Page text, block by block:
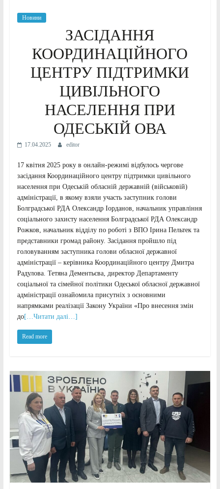
Новини
ЗАСІДАННЯ
КООРДИНАЦІЙНОГО
ЦЕНТРУ ПІДТРИМКИ
ЦИВІЛЬНОГО
НАСЕЛЕННЯ ПРИ
ОДЕСЬКІЙ ОВА
17.04.2025 editor
17 квітня 2025 року в онлайн-режимі відбулось чергове
засідання Координаційного центру підтримки цивільного
населення при Одеській обласній державній (військовій)
адміністрації, в якому взяли участь заступник голови
Болградської РДА Олександр Іорданов, начальник управління
соціального захисту населення Болградської РДА Олександр
Рожков, начальник відділу по роботі з ВПО Ірина Пельтек та
представники громад району. Засідання пройшло під
головуванням заступника голови обласної державної
адміністрації – керівника Координаційного центру Дмитра
Радулова. Тетяна Дементьєва, директор Департаменту
соціальної та сімейної політики Одеської обласної державної
адміністрації ознайомила присутніх з основними
напрямками реалізації Закону України «Про внесення змін
до[…Читати далі…]
Read more